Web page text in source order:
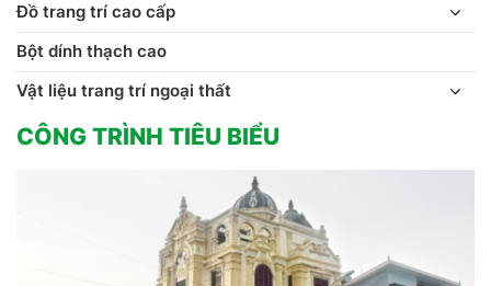
Đồ trang trí cao cấp
Bột dính thạch cao
Vật liệu trang trí ngoại thất
CÔNG TRÌNH TIÊU BIỂU